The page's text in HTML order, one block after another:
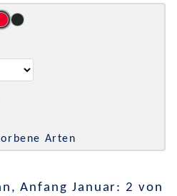
Arten
Anfang Januar: 2 von